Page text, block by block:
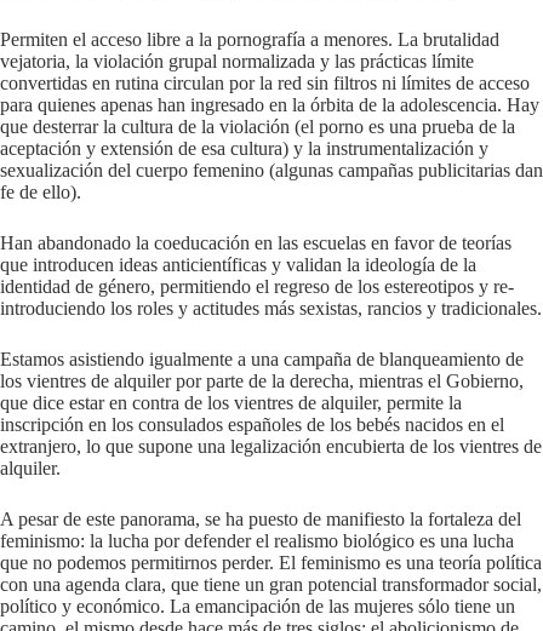
Permiten el acceso libre a la pornografía a menores. La brutalidad
vejatoria, la violación grupal normalizada y las prácticas límite
convertidas en rutina circulan por la red sin filtros ni límites de acceso
para quienes apenas han ingresado en la órbita de la adolescencia. Hay
que desterrar la cultura de la violación (el porno es una prueba de la
aceptación y extensión de esa cultura) y la instrumentalización y
sexualización del cuerpo femenino (algunas campañas publicitarias dan
fe de ello).
Han abandonado la coeducación en las escuelas en favor de teorías
que introducen ideas anticientíficas y validan la ideología de la
identidad de género, permitiendo el regreso de los estereotipos y re-
introduciendo los roles y actitudes más sexistas, rancios y tradicionales.
Estamos asistiendo igualmente a una campaña de blanqueamiento de
los vientres de alquiler por parte de la derecha, mientras el Gobierno,
que dice estar en contra de los vientres de alquiler, permite la
inscripción en los consulados españoles de los bebés nacidos en el
extranjero, lo que supone una legalización encubierta de los vientres de
alquiler.
A pesar de este panorama, se ha puesto de manifiesto la fortaleza del
feminismo: la lucha por defender el realismo biológico es una lucha
que no podemos permitirnos perder. El feminismo es una teoría política
con una agenda clara, que tiene un gran potencial transformador social,
político y económico. La emancipación de las mujeres sólo tiene un